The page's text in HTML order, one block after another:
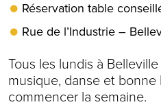
Réservation table
Rue de l’Industrie –
Tous les lundis à
musique, danse et
commencer la semaine.